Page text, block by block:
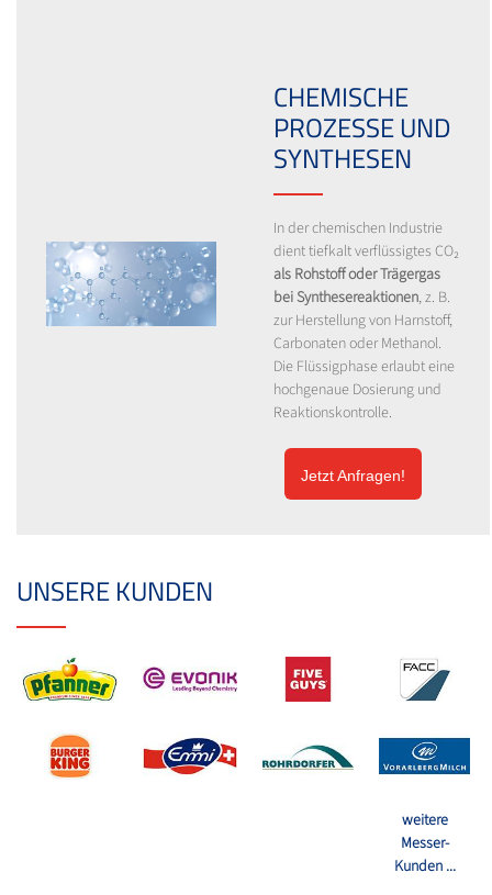
CHEMISCHE
PROZESSE UND
SYNTHESEN
In der chemischen Industrie
dient tiefkalt verflüssigtes CO₂
als Rohstoff oder Trägergas
bei Synthesereaktionen, z. B.
zur Herstellung von Harnstoff,
Carbonaten oder Methanol.
Die Flüssigphase erlaubt eine
hochgenaue Dosierung und
Reaktionskontrolle.
Jetzt Anfragen!
UNSERE KUNDEN
weitere
Messer-
Kunden ...